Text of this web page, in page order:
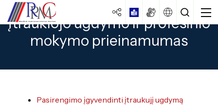
Įtraukiojo ugdymo ir profesinio
mokymo prieinamumas
Pasirengimo įgyvendinti įtraukujį ugdymą